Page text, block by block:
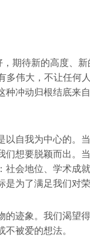
期待新的高度、
多伟大，不让任何
冲动归根结底来
自我为中心的。
想要脱颖而出。
会地位、学术成
为了满足我们对荣
迹象。我们渴望
被爱的想法。